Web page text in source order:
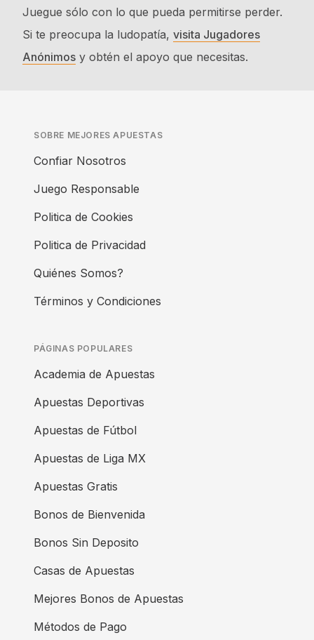
Juegue sólo con lo que pueda permitirse perder.
Si te preocupa la ludopatía, visita Jugadores
Anónimos y obtén el apoyo que necesitas.
SOBRE MEJORES APUESTAS
Confiar Nosotros
Juego Responsable
Politica de Cookies
Politica de Privacidad
Quiénes Somos?
Términos y Condiciones
PÁGINAS POPULARES
Academia de Apuestas
Apuestas Deportivas
Apuestas de Fútbol
Apuestas de Liga MX
Apuestas Gratis
Bonos de Bienvenida
Bonos Sin Deposito
Casas de Apuestas
Mejores Bonos de Apuestas
Métodos de Pago